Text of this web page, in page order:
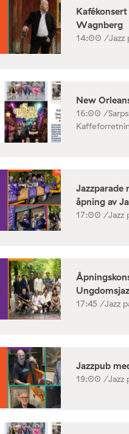
Wagnberg
14:00 /Jazz
New
16:00 /
Jazzparade
åpning av
17:00 /Jazz
17:45 /Jazz
Jazzpub
19:00 /Jazz